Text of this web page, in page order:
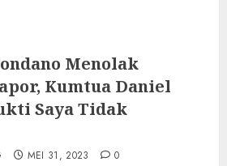
Menolak
Kumtua Daniel
Saya Tidak
MEI 31, 2023 0